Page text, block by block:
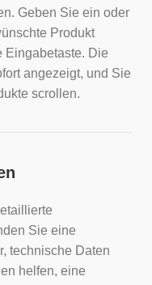
Geben Sie ein oder
Produkt
Eingabetaste. Die
angezeigt, und Sie
scrollen.
Sie eine
technische Daten
helfen, eine